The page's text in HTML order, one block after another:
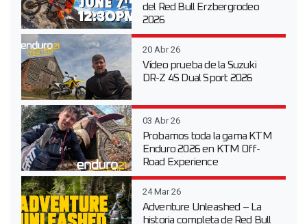
del Red Bull Erzbergrodeo
2026
20 Abr 26
Vídeo prueba de la Suzuki
DR-Z 4S Dual Sport 2026
03 Abr 26
Probamos toda la gama KTM
Enduro 2026 en KTM Off-
Road Experience
24 Mar 26
Adventure Unleashed – La
historia completa de Red Bull